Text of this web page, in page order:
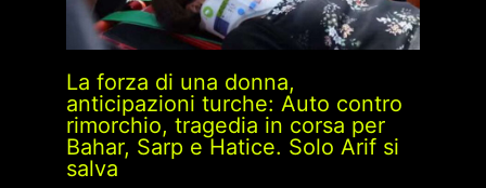
La forza di una donna,
anticipazioni turche: Auto contro
rimorchio, tragedia in corsa per
Bahar, Sarp e Hatice. Solo Arif si
salva